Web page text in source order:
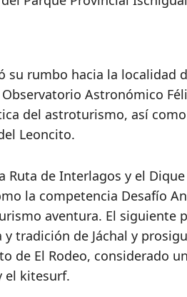
su rumbo hacia la localidad
Astronómico
del astroturismo, así
Leoncito.
Ruta de Interlagos y el
la competencia Desafío
aventura. El siguiente
tradición de Jáchal y
de El Rodeo, considerado
el kitesurf.